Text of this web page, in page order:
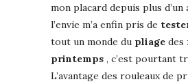
mon placard depuis plus d’un
l’envie m’a enfin pris de
tout un monde du pliage des
printemps , c’est pourtant
L’avantage des rouleaux de